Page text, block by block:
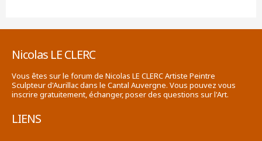
Nicolas LE CLERC
Vous êtes sur le forum de Nicolas LE CLERC Artiste Peintre
Sculpteur d'Aurillac dans le Cantal Auvergne. Vous pouvez vous
inscrire gratuitement, échanger, poser des questions sur l'Art.
LIENS